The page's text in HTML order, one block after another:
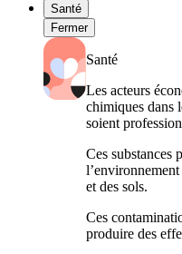
Santé
Fermer
Santé
Les acteurs
chimiques dans
soient
Ces substances
et des sols.
Ces
produire des